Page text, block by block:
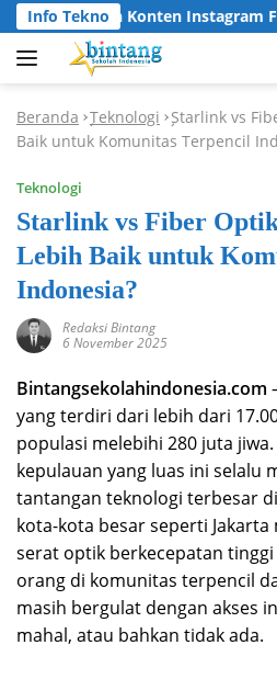
Langsung
ke
konten
Info Tekno
Unduh Konten Instagram
Beranda -Teknologi -Starlink vs
Baik untuk Komunitas Terpencil
Teknologi
Starlink vs Fiber
Lebih Baik untuk
Indonesia?
Redaksi Bintang
6 November 2025
Bintangsekolahindonesia.com
yang terdiri dari lebih dari
populasi melebihi 280 juta
kepulauan yang luas ini selalu
tantangan teknologi terbesar
kota-kota besar seperti
serat optik berkecepatan
orang di komunitas terpencil
masih bergulat dengan akses
mahal, atau bahkan tidak ada.